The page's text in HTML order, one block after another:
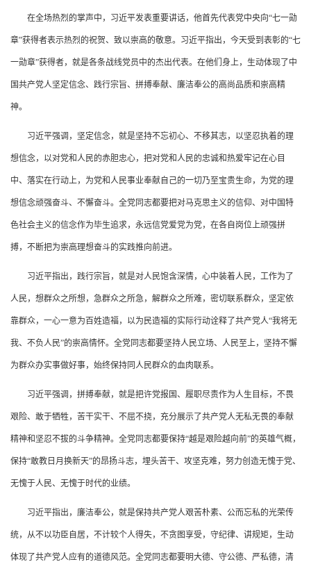
在全场热烈的掌声中，习近平发表重要讲话，他首先代表党中央向“七一勋
章”获得者表示热烈的祝贺、致以崇高的敬意。习近平指出，今天受到表彰的“七
一勋章”获得者，就是各条战线党员中的杰出代表。在他们身上，生动体现了中
国共产党人坚定信念、践行宗旨、拼搏奉献、廉洁奉公的高尚品质和崇高精
神。
习近平强调，坚定信念，就是坚持不忘初心、不移其志，以坚忍执着的理
想信念，以对党和人民的赤胆忠心，把对党和人民的忠诚和热爱牢记在心目
中、落实在行动上，为党和人民事业奉献自己的一切乃至宝贵生命，为党的理
想信念顽强奋斗、不懈奋斗。全党同志都要把对马克思主义的信仰、对中国特
色社会主义的信念作为毕生追求，永远信党爱党为党，在各自岗位上顽强拼
搏，不断把为崇高理想奋斗的实践推向前进。
习近平指出，践行宗旨，就是对人民饱含深情，心中装着人民，工作为了
人民，想群众之所想，急群众之所急，解群众之所难，密切联系群众，坚定依
靠群众，一心一意为百姓造福，以为民造福的实际行动诠释了共产党人“我将无
我、不负人民”的崇高情怀。全党同志都要坚持人民立场、人民至上，坚持不懈
为群众办实事做好事，始终保持同人民群众的血肉联系。
习近平强调，拼搏奉献，就是把许党报国、履职尽责作为人生目标，不畏
艰险、敢于牺牲，苦干实干、不屈不挠，充分展示了共产党人无私无畏的奉献
精神和坚忍不拔的斗争精神。全党同志都要保持“越是艰险越向前”的英雄气概，
保持“敢教日月换新天”的昂扬斗志，埋头苦干、攻坚克难，努力创造无愧于党、
无愧于人民、无愧于时代的业绩。
习近平指出，廉洁奉公，就是保持共产党人艰苦朴素、公而忘私的光荣传
统，从不以功臣自居，不计较个人得失，不贪图享受，守纪律、讲规矩，生动
体现了共产党人应有的道德风范。全党同志都要明大德、守公德、严私德，清